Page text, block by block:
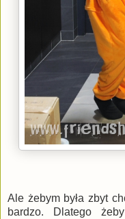
Ale żebym była zbyt
bardzo. Dlatego